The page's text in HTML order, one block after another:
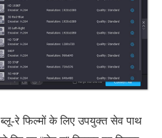
रे फिल्मों के लिए उपयुक्त सेव पाथ